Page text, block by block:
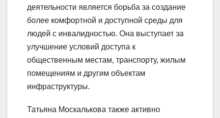
деятельности является борьба за создание
более комфортной и доступной среды для
людей с инвалидностью. Она выступает за
улучшение условий доступа к
общественным местам, транспорту, жилым
помещениям и другим объектам
инфраструктуры.
Татьяна Москалькова также активно